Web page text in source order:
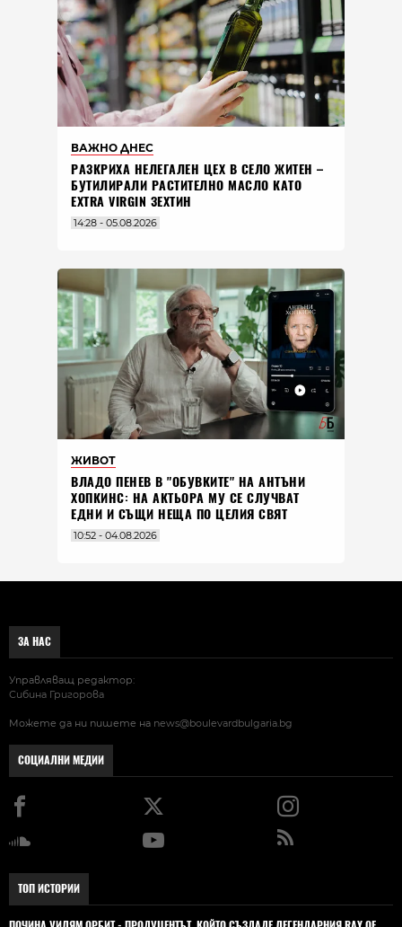
ВАЖНО ДНЕС
РАЗКРИХА НЕЛЕГАЛЕН ЦЕХ В СЕЛО ЖИТЕН –
БУТИЛИРАЛИ РАСТИТЕЛНО МАСЛО КАТО
EXTRA VIRGIN ЗЕХТИН
14:28 - 05.08.2026
ЖИВОТ
ВЛАДO ПЕНЕВ В "ОБУВКИТЕ" НА АНТЪНИ
ХОПКИНС: НА АКТЬОРА МУ СЕ СЛУЧВАТ
ЕДНИ И СЪЩИ НЕЩА ПО ЦЕЛИЯ СВЯТ
10:52 - 04.08.2026
ЗА НАС
Управляващ редактор:
Сибина Григорова
Можете да ни пишете на news@boulevardbulgaria.bg
СОЦИАЛНИ МЕДИИ
ТОП ИСТОРИИ